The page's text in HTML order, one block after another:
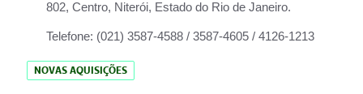
802, Centro, Niterói, Estado do Rio de Janeiro.
Telefone: (021) 3587-4588 / 3587-4605 / 4126-1213
NOVAS AQUISIÇÕES